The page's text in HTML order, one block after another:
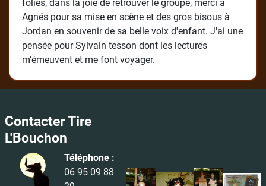
folies, dans la joie de retrouver le groupe, merci à
Agnés pour sa mise en scène et des gros bisous à
Jordan en souvenir de sa belle voix d'enfant. J'ai une
pensée pour Sylvain tesson dont les lectures
m'émeuvent et me font voyager.
Contacter Tire
L'Bouchon
Téléphone :
06 95 09 88